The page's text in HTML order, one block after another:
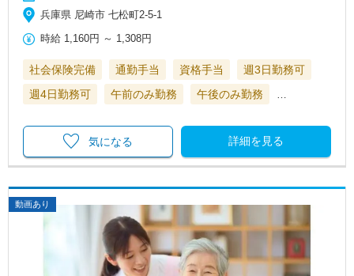
兵庫県 尼崎市 七松町2-5-1
時給 1,160円 ～ 1,308円
社会保険完備 通勤手当 資格手当
週3日勤務可
週4日勤務可
午前のみ勤務 午後のみ勤務 …
詳細を見る
気になる
動画あり